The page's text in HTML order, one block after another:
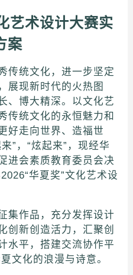
艺术设计大赛实
案
传统文化，进一步坚定
展现新时代的火热图
、博大精深。以文化艺
传统文化的永恒魅力和
好走向世界、造福世
”，“炫起来”，现经华
进会素质教育委员会决
华夏奖”文化艺术设
集作品，充分发挥设计
创新创造活力，汇聚创
水平，搭建交流协作平
文化的浪漫与诗意。